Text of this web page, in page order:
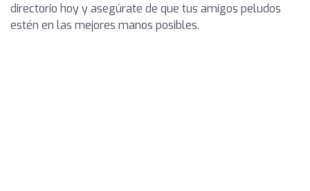
directorio hoy y asegúrate de que tus amigos peludos
estén en las mejores manos posibles.